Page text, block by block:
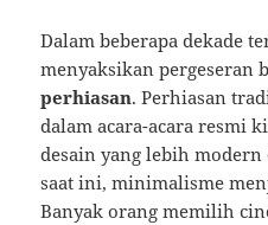
Dalam beberapa dekade
menyaksikan pergeseran
perhiasan. Perhiasan
dalam acara-acara resmi
desain yang lebih
saat ini, minimalisme
Banyak orang memilih